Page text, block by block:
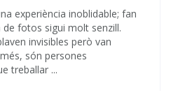
experiència inoblidable; fan
fotos sigui molt senzill.
invisibles però van
són persones
treballar ...